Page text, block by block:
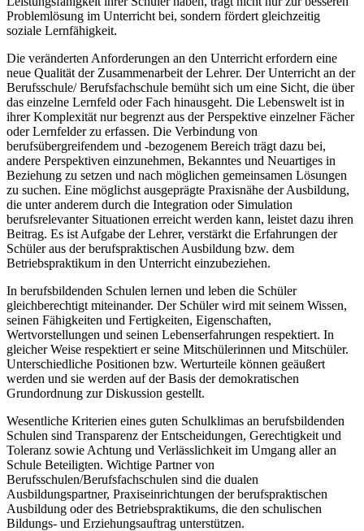
Problemlösung im Unterricht bei, sondern fördert gleichzeitig
soziale Lernfähigkeit.
Die veränderten Anforderungen an den Unterricht erfordern eine
neue Qualität der Zusammenarbeit der Lehrer. Der Unterricht an der
Berufsschule/ Berufsfachschule bemüht sich um eine Sicht, die über
das einzelne Lernfeld oder Fach hinausgeht. Die Lebenswelt ist in
ihrer Komplexität nur begrenzt aus der Perspektive einzelner Fächer
oder Lernfelder zu erfassen. Die Verbindung von
berufsübergreifendem und -bezogenem Bereich trägt dazu bei,
andere Perspektiven einzunehmen, Bekanntes und Neuartiges in
Beziehung zu setzen und nach möglichen gemeinsamen Lösungen
zu suchen. Eine möglichst ausgeprägte Praxisnähe der Ausbildung,
die unter anderem durch die Integration oder Simulation
berufsrelevanter Situationen erreicht werden kann, leistet dazu ihren
Beitrag. Es ist Aufgabe der Lehrer, verstärkt die Erfahrungen der
Schüler aus der berufspraktischen Ausbildung bzw. dem
Betriebspraktikum in den Unterricht einzubeziehen.
In berufsbildenden Schulen lernen und leben die Schüler
gleichberechtigt miteinander. Der Schüler wird mit seinem Wissen,
seinen Fähigkeiten und Fertigkeiten, Eigenschaften,
Wertvorstellungen und seinen Lebenserfahrungen respektiert. In
gleicher Weise respektiert er seine Mitschülerinnen und Mitschüler.
Unterschiedliche Positionen bzw. Werturteile können geäußert
werden und sie werden auf der Basis der demokratischen
Grundordnung zur Diskussion gestellt.
Wesentliche Kriterien eines guten Schulklimas an berufsbildenden
Schulen sind Transparenz der Entscheidungen, Gerechtigkeit und
Toleranz sowie Achtung und Verlässlichkeit im Umgang aller an
Schule Beteiligten. Wichtige Partner von
Berufsschulen/Berufsfachschulen sind die dualen
Ausbildungspartner, Praxiseinrichtungen der berufspraktischen
Ausbildung oder des Betriebspraktikums, die den schulischen
Bildungs- und Erziehungsauftrag unterstützen.